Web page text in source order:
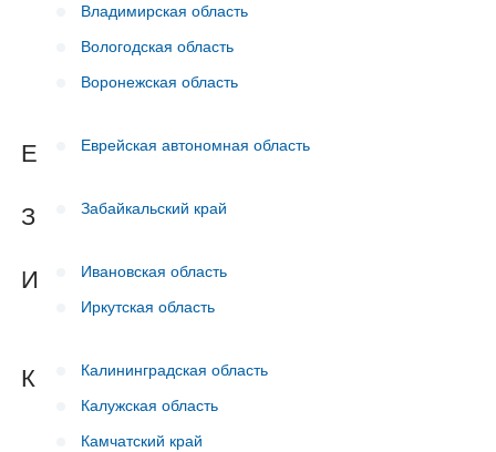
Владимирская область
Вологодская область
Воронежская область
Е Еврейская автономная область
З Забайкальский край
И
Ивановская область
Иркутская область
К
Калининградская область
Калужская область
Камчатский край